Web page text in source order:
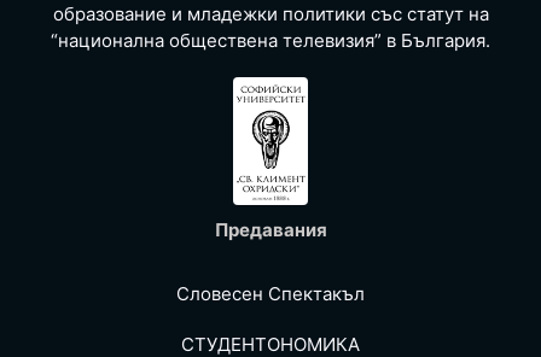
образование и младежки политики със статут на
“национална обществена телевизия” в България.
Предавания
Словесен Спектакъл
СТУДЕНТОНОМИКА